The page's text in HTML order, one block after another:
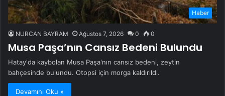
Haber
NURCAN BAYRAM Ağustos 7, 2026 0 0
Musa Paşa’nın Cansız Bedeni Bulundu
Hatay'da kaybolan Musa Paşa'nın cansız bedeni, zeytin
bahçesinde bulundu. Otopsi için morga kaldırıldı.
Devamını Oku »